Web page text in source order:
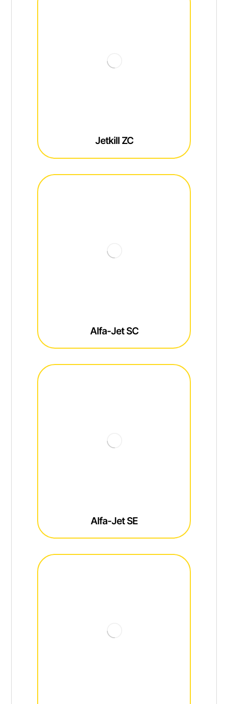
Jetkill ZC
Alfa-Jet SC
Alfa-Jet SE